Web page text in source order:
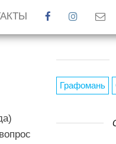
Графомань